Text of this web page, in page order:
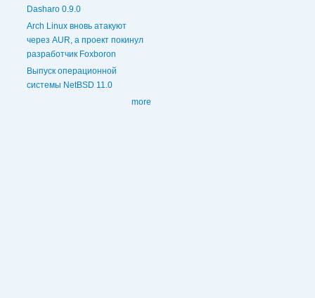
Dasharo 0.9.0
Arch Linux вновь атакуют
через AUR, а проект покинул
разработчик Foxboron
Выпуск операционной
системы NetBSD 11.0
more